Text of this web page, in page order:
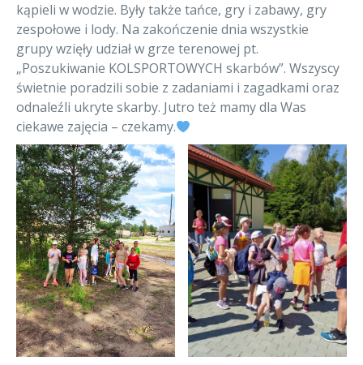
kąpieli w wodzie. Były także tańce, gry i zabawy, gry
zespołowe i lody. Na zakończenie dnia wszystkie
grupy wzięły udział w grze terenowej pt.
„Poszukiwanie KOLSPORTOWYCH skarbów”. Wszyscy
świetnie poradzili sobie z zadaniami i zagadkami oraz
odnaleźli ukryte skarby. Jutro też mamy dla Was
ciekawe zajęcia – czekamy.